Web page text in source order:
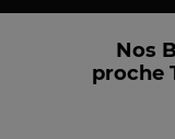
Nos
proche